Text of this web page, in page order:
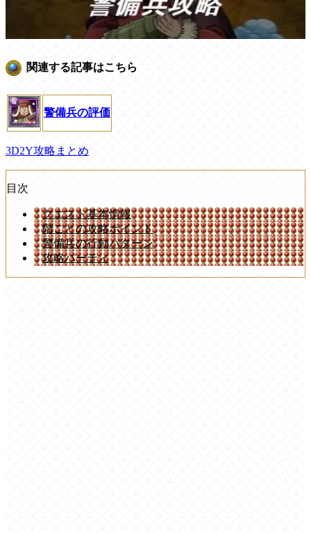
関連する記事はこちら
警備兵の評価
3D2Y攻略まとめ
目次
クエスト基本情報
階ごとの攻略ポイント
警備兵の行動パターン
攻略パーティ